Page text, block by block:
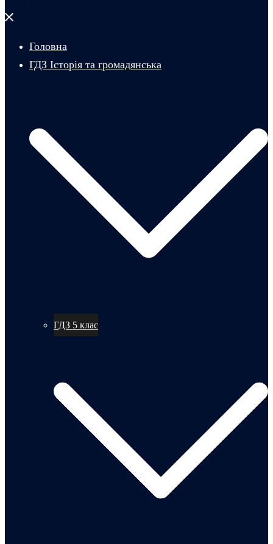
Закрити
Головна
ГДЗ Історія та громадянська
ГДЗ 5 клас